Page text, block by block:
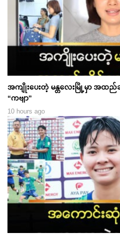
အကျိုးပေးတဲ့ မန္တလေးမြို့မှာ အထည်
“ကဗျာ”
10 hours ago